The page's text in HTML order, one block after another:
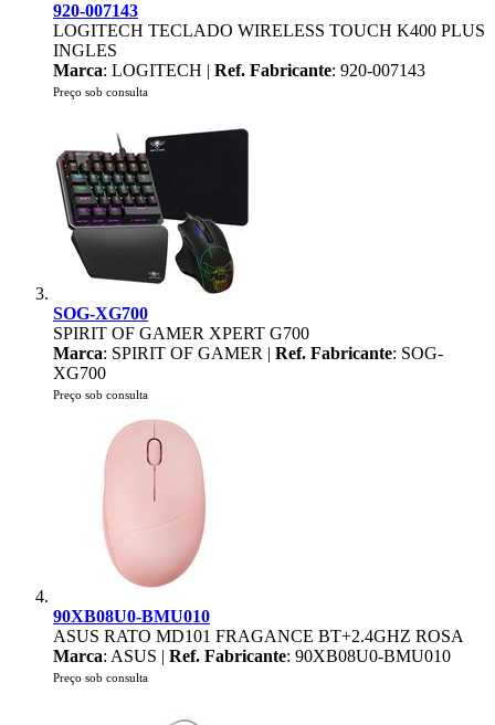
920-007143
LOGITECH TECLADO WIRELESS TOUCH K400 PLUS
INGLES
Marca: LOGITECH | Ref. Fabricante: 920-007143
Preço sob consulta
SOG-XG700
SPIRIT OF GAMER XPERT G700
Marca: SPIRIT OF GAMER | Ref. Fabricante: SOG-
XG700
Preço sob consulta
90XB08U0-BMU010
ASUS RATO MD101 FRAGANCE BT+2.4GHZ ROSA
Marca: ASUS | Ref. Fabricante: 90XB08U0-BMU010
Preço sob consulta